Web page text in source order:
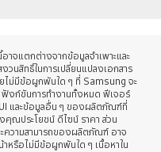
าจแตกต่างจากข้อมูลจำเพาะและ
สิทธิ์ในการเปลี่ยนแปลงเอกสาร
ไม่มีข้อผูกพันใด ๆ ที่ Samsung จะ
งก์ชันการทำงานทั้งหมด ฟีเจอร์
และข้อมูลอื่น ๆ ของผลิตภัณฑ์ที่
คุณประโยชน์ ดีไซน์ ราคา ส่วน
ความสามารถของผลิตภัณฑ์ อาจ
หรือไม่มีข้อผูกพันใด ๆ เนื้อหาใน